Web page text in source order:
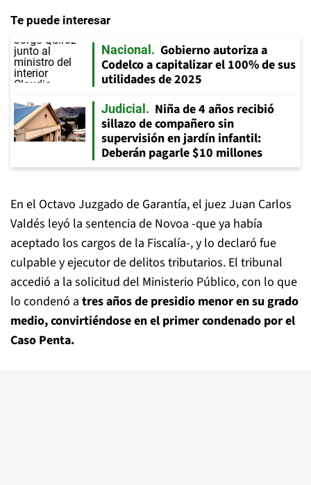
Te puede interesar
Nacional
Gobierno autoriza a
Codelco a capitalizar el 100% de sus
utilidades de 2025
Judicial
Niña de 4 años recibió
sillazo de compañero sin
supervisión en jardín infantil:
Deberán pagarle $10 millones
En el Octavo Juzgado de Garantía, el juez Juan Carlos
Valdés leyó la sentencia de Novoa -que ya había
aceptado los cargos de la Fiscalía-, y lo declaró fue
culpable y ejecutor de delitos tributarios. El tribunal
accedió a la solicitud del Ministerio Público, con lo que
lo condenó a tres años de presidio menor en su grado
medio, convirtiéndose en el primer condenado por el
Caso Penta.